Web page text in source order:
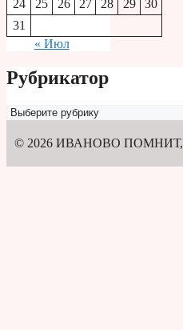
24
25 26 27 28 29
30
31
« Июл
Рубрикатор
Рубрикатор
© 2026 ИВАНОВО ПОМНИТ,